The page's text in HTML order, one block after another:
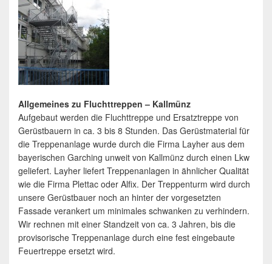
Allgemeines zu Fluchttreppen – Kallmünz
Aufgebaut werden die Fluchttreppe und Ersatztreppe von
Gerüstbauern in ca. 3 bis 8 Stunden. Das Gerüstmaterial für
die Treppenanlage wurde durch die Firma Layher aus dem
bayerischen Garching unweit von Kallmünz durch einen Lkw
geliefert. Layher liefert Treppenanlagen in ähnlicher Qualität
wie die Firma Plettac oder Alfix. Der Treppenturm wird durch
unsere Gerüstbauer noch an hinter der vorgesetzten
Fassade verankert um minimales schwanken zu verhindern.
Wir rechnen mit einer Standzeit von ca. 3 Jahren, bis die
provisorische Treppenanlage durch eine fest eingebaute
Feuertreppe ersetzt wird.